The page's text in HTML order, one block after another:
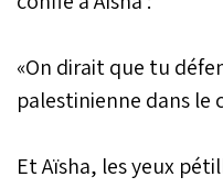
«On dirait que tu
palestinienne dans le
Et Aïsha, les yeux